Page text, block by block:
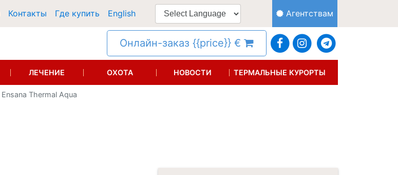
Контакты Где купить English Агентствам
Онлайн-заказ {{price}} €
ЛЕЧЕНИЕ ОХОТА НОВОСТИ ТЕРМАЛЬНЫЕ КУРОРТЫ
Ensana Thermal Aqua